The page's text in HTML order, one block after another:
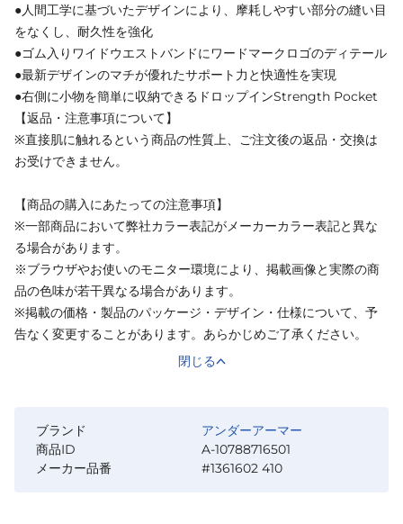
●人間工学に基づいたデザインにより、摩耗しやすい部分の縫い目
をなくし、耐久性を強化
●ゴム入りワイドウエストバンドにワードマークロゴのディテール
●最新デザインのマチが優れたサポート力と快適性を実現
●右側に小物を簡単に収納できるドロップインStrength Pocket
【返品・注意事項について】
※直接肌に触れるという商品の性質上、ご注文後の返品・交換は
お受けできません。
【商品の購入にあたっての注意事項】
※一部商品において弊社カラー表記がメーカーカラー表記と異な
る場合があります。
※ブラウザやお使いのモニター環境により、掲載画像と実際の商
品の色味が若干異なる場合があります。
※掲載の価格・製品のパッケージ・デザイン・仕様について、予
告なく変更することがあります。あらかじめご了承ください。
閉じる
ブランド
アンダーアーマー
商品ID
A-10788716501
メーカー品番
#1361602 410